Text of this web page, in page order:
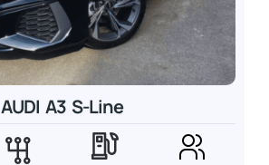
AUDI A3 S-Line